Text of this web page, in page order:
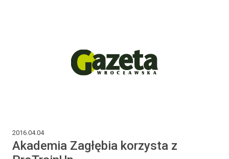
2016.04.04
Akademia Zagłębia korzysta z